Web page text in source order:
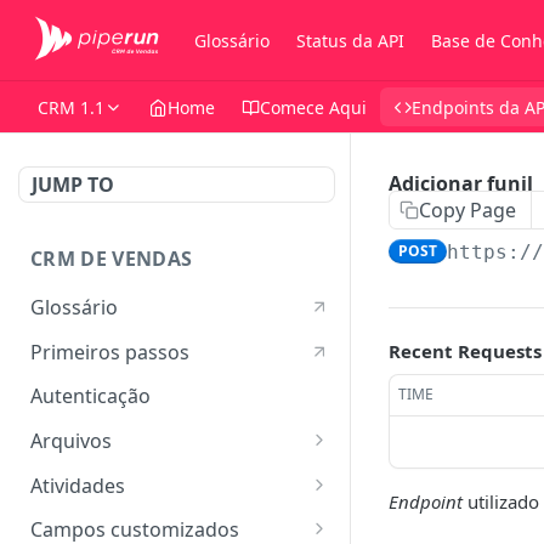
Glossário Status da API Base de
CRM 1.1 Home Comece Aqui Endpoints da
JUMP TO
CRM DE VENDAS
Glossário
Primeiros passos
Autenticação
Arquivos
Listar arquivos
Ver detalhes do arquivo
Atividades
Listar atividades
Campos customizados
Adicionar funil
Copy Page
POST https://
Recent Requests
TIME
Endpointutilizado